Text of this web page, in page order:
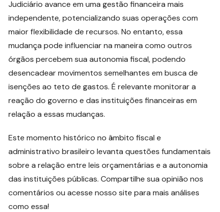
Judiciário avance em uma gestão financeira mais
independente, potencializando suas operações com
maior flexibilidade de recursos. No entanto, essa
mudança pode influenciar na maneira como outros
órgãos percebem sua autonomia fiscal, podendo
desencadear movimentos semelhantes em busca de
isenções ao teto de gastos. É relevante monitorar a
reação do governo e das instituições financeiras em
relação a essas mudanças.
Este momento histórico no âmbito fiscal e
administrativo brasileiro levanta questões fundamentais
sobre a relação entre leis orçamentárias e a autonomia
das instituições públicas. Compartilhe sua opinião nos
comentários ou acesse nosso site para mais análises
como essa!